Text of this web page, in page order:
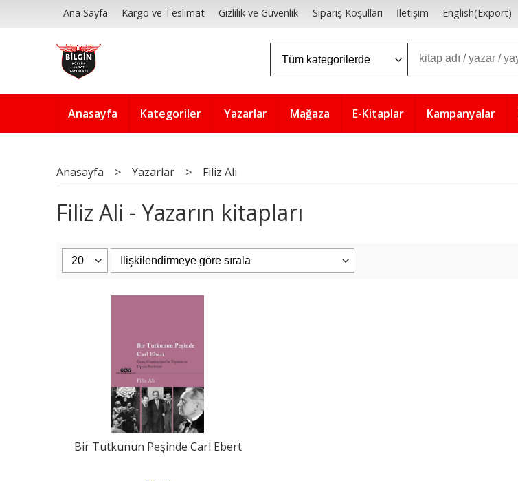
Ana Sayfa Kargo ve Teslimat Gizlilik ve Güvenlik Sipariş Koşulları İletişim English(Export)
Anasayfa Kategoriler Yazarlar Mağaza E-Kitaplar Kampanyalar
Anasayfa > Yazarlar > Filiz Ali
Filiz Ali - Yazarın kitapları
Bir Tutkunun Peşinde Carl Ebert